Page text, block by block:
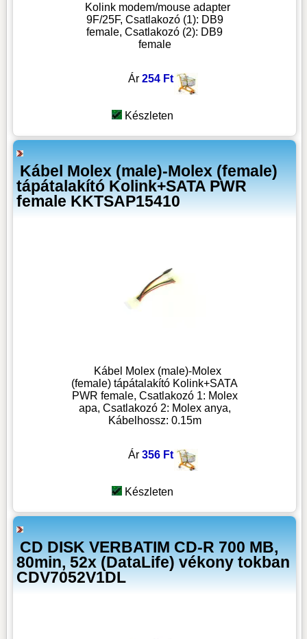
Kolink modem/mouse adapter
9F/25F, Csatlakozó (1): DB9
female, Csatlakozó (2): DB9
female
Ár 254 Ft
Készleten
Kábel Molex (male)-Molex (female)
tápátalakító Kolink+SATA PWR
female KKTSAP15410
Kábel Molex (male)-Molex
(female) tápátalakító Kolink+SATA
PWR female, Csatlakozó 1: Molex
apa, Csatlakozó 2: Molex anya,
Kábelhossz: 0.15m
Ár 356 Ft
Készleten
CD DISK VERBATIM CD-R 700 MB,
80min, 52x (DataLife) vékony tokban
CDV7052V1DL